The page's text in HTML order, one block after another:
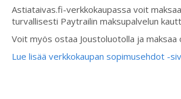
Astiataivas.fi-verkkokaupassa voit
turvallisesti Paytrailin maksupalvelun
Voit myös ostaa Joustoluotolla ja
Lue lisää verkkokaupan sopimusehdot -